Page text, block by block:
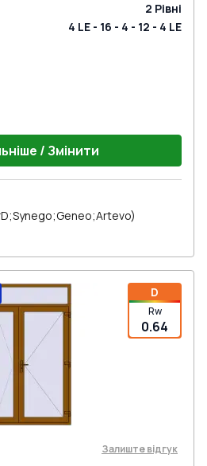
2 Рівні
4 LE - 16 - 4 - 12 - 4 LE
/ Змінити
D
Rw
0.64
Залиште відгук